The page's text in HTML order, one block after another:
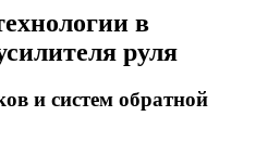
в
руля
и систем обратной